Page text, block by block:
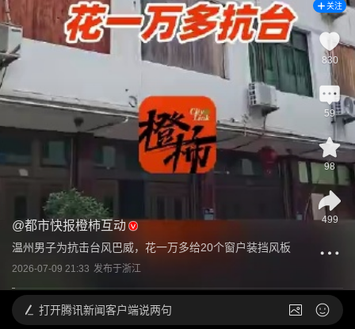
@都市快报橙柿互动
温州男子为抗击台风巴威，花一万多给20个窗户装挡风板
2026-07-09 21:33 发布于浙江
关注
830
59
98
499
打开腾讯新闻客户端说两句